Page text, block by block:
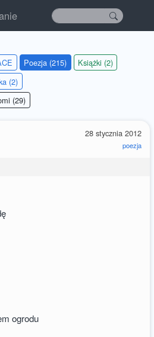
Poezja (215)
Książki (2)
(2)
(29)
28 stycznia 2012
poezja
ogrodu